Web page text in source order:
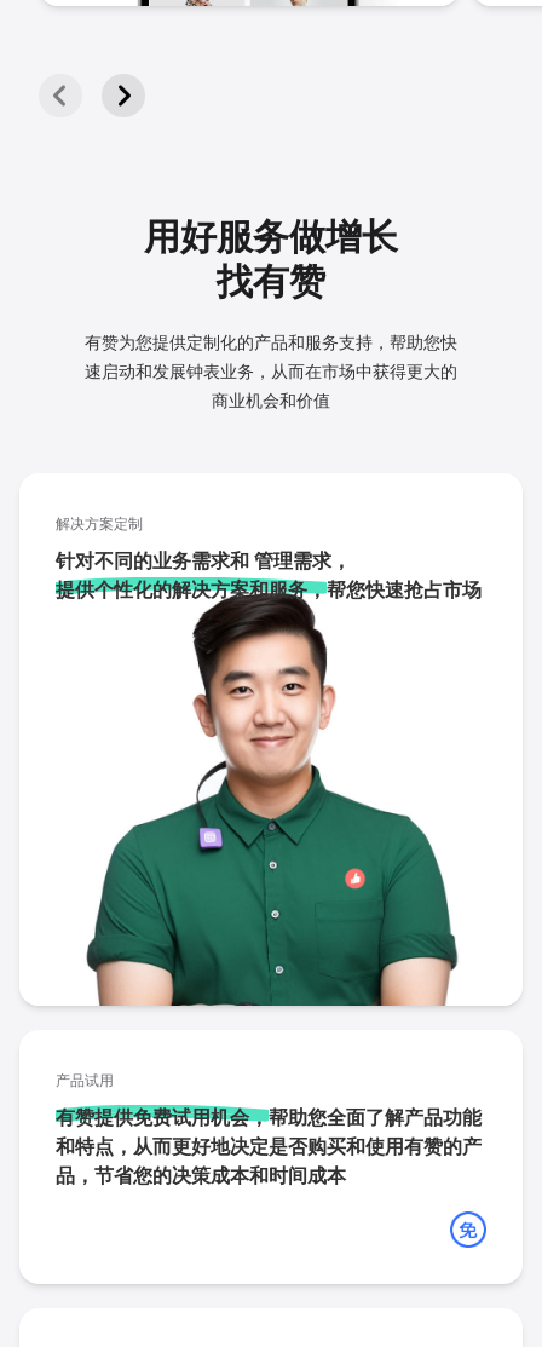
用好服务做增长
找有赞
有赞为您提供定制化的产品和服务支持，帮助您快
速启动和发展钟表业务，从而在市场中获得更大的
商业机会和价值
解决方案定制
针对不同的业务需求和 管理需求，
提供个性化的解决方案和服务，帮您快速抢占市场
产品试用
有赞提供免费试用机会，帮助您全面了解产品功能
和特点，从而更好地决定是否购买和使用有赞的产
品，节省您的决策成本和时间成本